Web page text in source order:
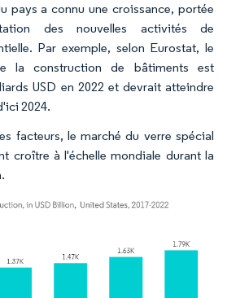
pays a connu une croissance, portée
des nouvelles activités de
Par exemple, selon Eurostat, le
la construction de bâtiments est
USD en 2022 et devrait atteindre
2024.
facteurs, le marché du verre spécial
croître à l'échelle mondiale durant la